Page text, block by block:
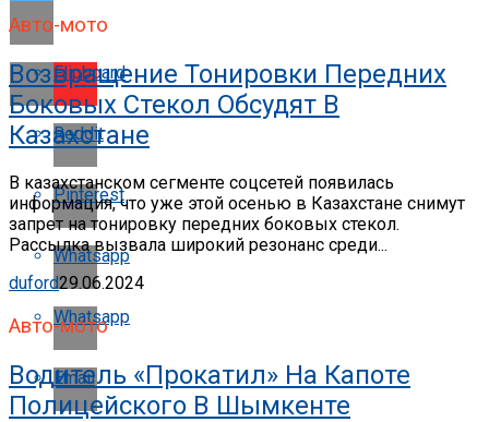
Flipboard
Reddit
Pinterest
Whatsapp
Whatsapp
Email
Авто-мото
Возвращение Тонировки Передних
Боковых Стекол Обсудят В
Казахстане
В казахстанском сегменте соцсетей появилась
информация, что уже этой осенью в Казахстане снимут
запрет на тонировку передних боковых стекол.
Рассылка вызвала широкий резонанс среди...
duford29.06.2024
Авто-мото
Водитель «прокатил» На Капоте
Полицейского В Шымкенте